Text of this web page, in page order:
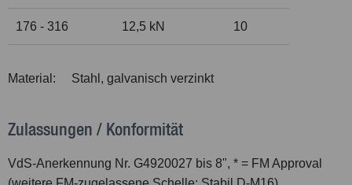
176 - 316 12,5 kN 10
Material: Stahl, galvanisch verzinkt
Zulassungen / Konformität
VdS-Anerkennung Nr. G4920027 bis 8", * = FM Approval